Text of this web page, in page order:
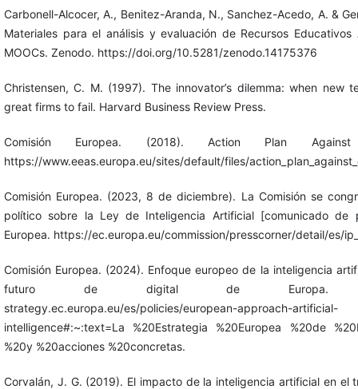
Carbonell-Alcocer, A., Benitez-Aranda, N., Sanchez-Acedo, A. &
Materiales para el análisis y evaluación de Recursos Educativos
MOOCs. Zenodo. https://doi.org/10.5281/zenodo.14175376
Christensen, C. M. (1997). The innovator’s dilemma: when new
great firms to fail. Harvard Business Review Press.
Comisión Europea. (2018). Action Plan Against
https://www.eeas.europa.eu/sites/default/files/
Comisión Europea. (2023, 8 de diciembre). La Comisión se
político sobre la Ley de Inteligencia Artificial [comunicado de
Europea. https://ec.europa.eu/commission/presscorner/detail/es/
Comisión Europea. (2024). Enfoque europeo de la inteligencia
futuro de digital de Europa.
strategy.ec.europa.eu/es/policies/european-approach-artificial-
intelligence#:~:text=La %20Estrategia %20Europea %20de
%20y %20acciones %20concretas.
Corvalán, J. G. (2019). El impacto de la inteligencia artificial en el